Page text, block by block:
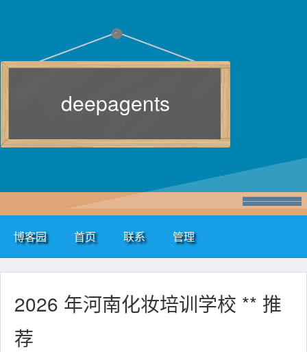
deepagents
博客园 首页 联系 管理
2026 年河南化妆培训学校 ** 推
荐